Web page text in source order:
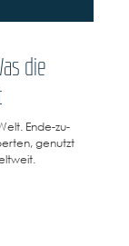
die
Ende-zu-
genutzt